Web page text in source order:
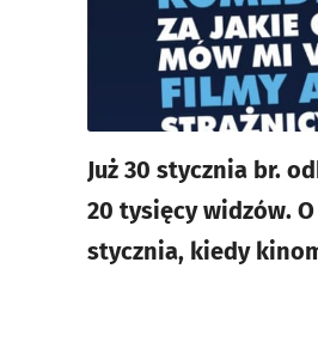
Już 30 stycznia br.
20 tysięcy widzów.
stycznia, kiedy